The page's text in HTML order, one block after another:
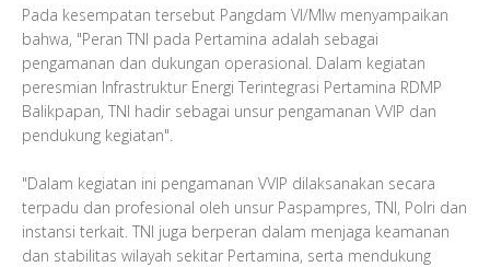
Pada kesempatan tersebut Pangdam VI/Mlw menyampaikan
bahwa, "Peran TNI pada Pertamina adalah sebagai
pengamanan dan dukungan operasional. Dalam kegiatan
peresmian Infrastruktur Energi Terintegrasi Pertamina RDMP
Balikpapan, TNI hadir sebagai unsur pengamanan VVIP dan
pendukung kegiatan".
"Dalam kegiatan ini pengamanan VVIP dilaksanakan secara
terpadu dan profesional oleh unsur Paspampres, TNI, Polri dan
instansi terkait. TNI juga berperan dalam menjaga keamanan
dan stabilitas wilayah sekitar Pertamina, serta mendukung